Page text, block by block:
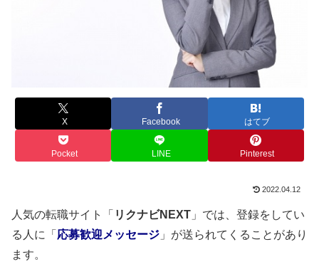
X Facebook はてブ
Pocket LINE Pinterest
2022.04.12
人気の転職サイト「 リクナビNEXT 」では、登録をしてい
る人に「 応募歓迎メッセージ 」が送られてくることがあり
ます。